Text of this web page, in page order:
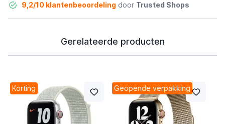
9,2/10 klantenbeoordelingdoor Trusted Shops
Gerelateerde producten
Korting Geopende verpakking